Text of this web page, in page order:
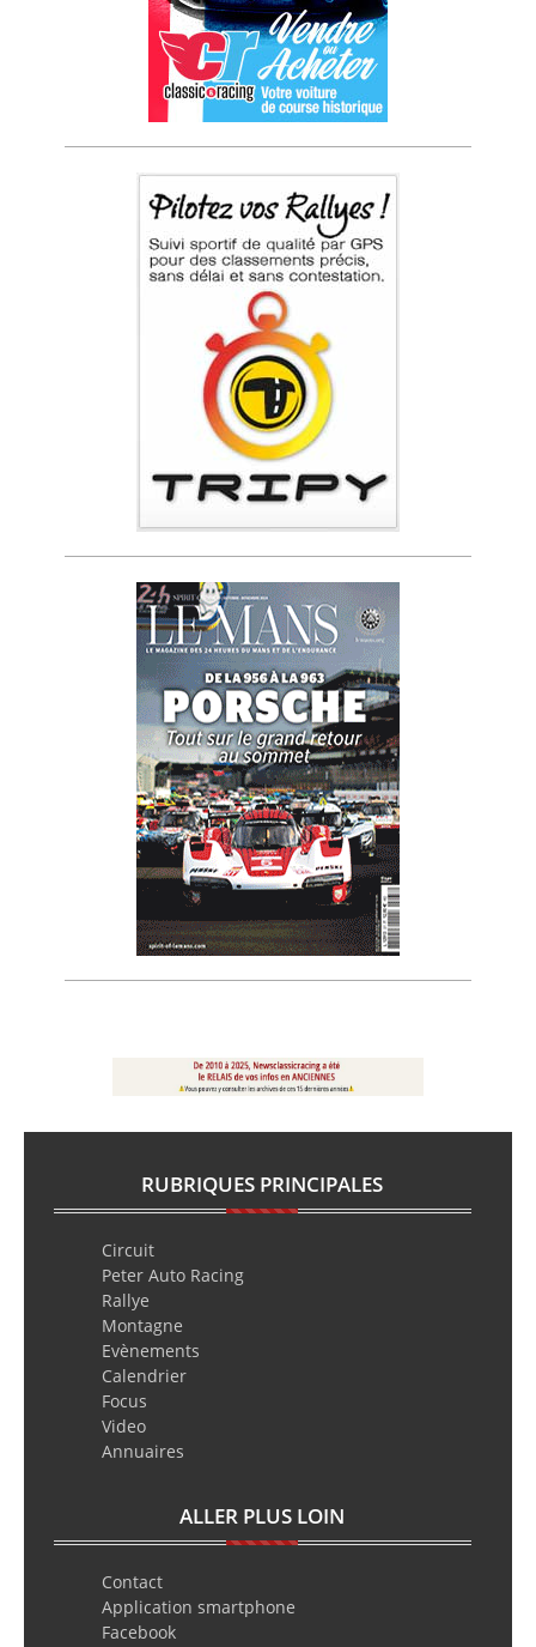
RUBRIQUES PRINCIPALES
Circuit
Peter Auto Racing
Rallye
Montagne
Evènements
Calendrier
Focus
Video
Annuaires
ALLER PLUS LOIN
Contact
Application smartphone
Facebook